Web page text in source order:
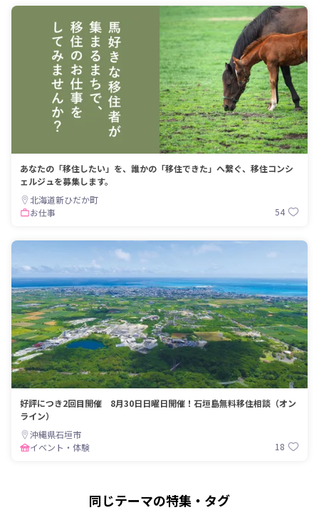
あなたの「移住したい」を、誰かの「移住できた」へ繋ぐ、移住コンシ
ェルジュを募集します。
北海道新ひだか町
お仕事
54
好評につき2回目開催 8月30日日曜日開催！石垣島無料移住相談（オン
ライン）
沖縄県石垣市
イベント・体験
18
同じテーマの特集・タグ